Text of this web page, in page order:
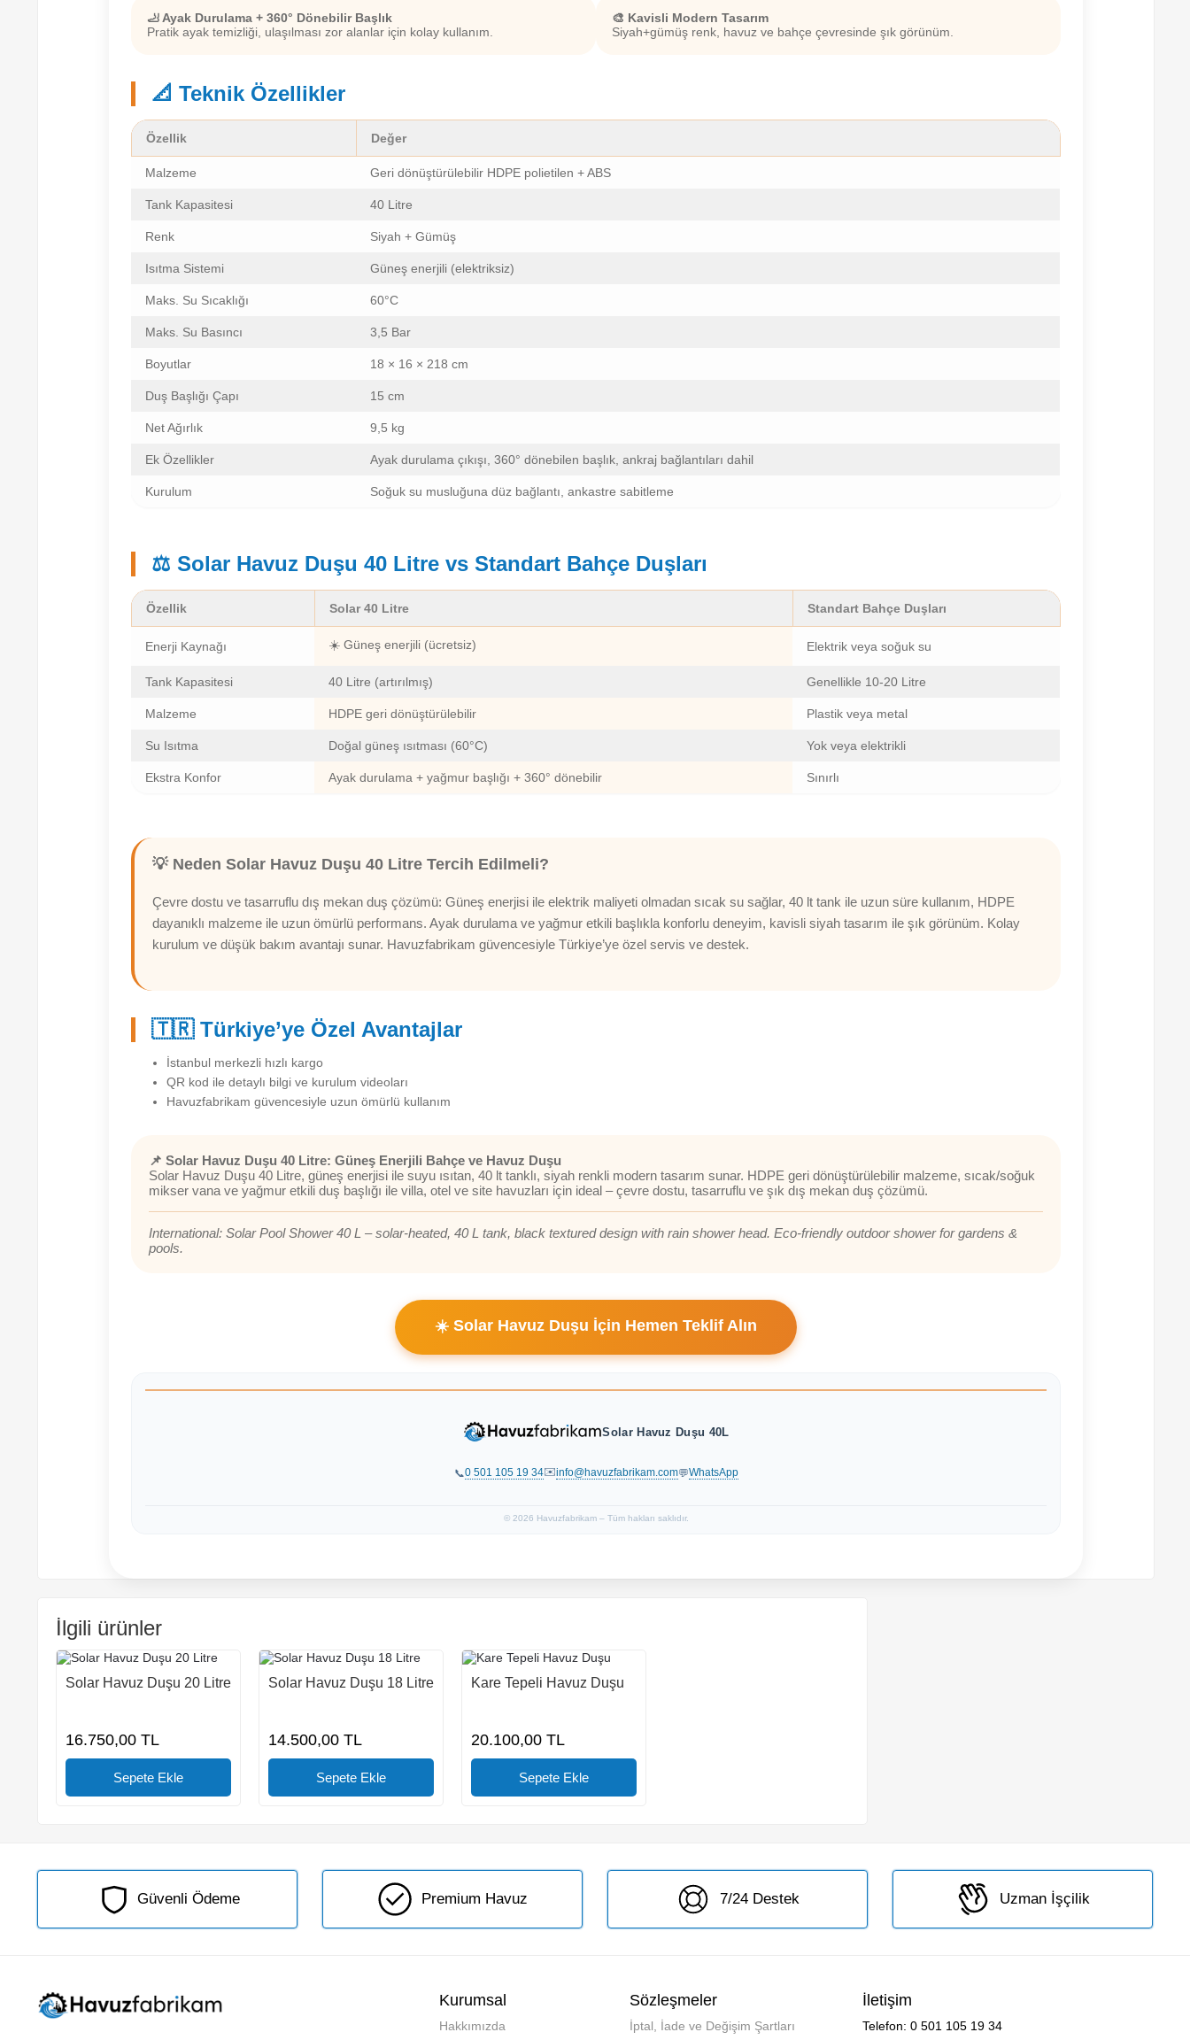
🦶 Ayak Durulama + 360° Dönebilir Başlık
Pratik ayak temizliği, ulaşılması zor alanlar için kolay kullanım.
🎨 Kavisli Modern Tasarım
Siyah+gümüş renk, havuz ve bahçe çevresinde şık görünüm.
📐 Teknik Özellikler
Özellik Değer
Malzeme Geri dönüştürülebilir HDPE polietilen + ABS
Tank Kapasitesi 40 Litre
Renk Siyah + Gümüş
Isıtma Sistemi Güneş enerjili (elektriksiz)
Maks. Su Sıcaklığı 60°C
Maks. Su Basıncı 3,5 Bar
Boyutlar 18 × 16 × 218 cm
Duş Başlığı Çapı 15 cm
Net Ağırlık 9,5 kg
Ek Özellikler Ayak durulama çıkışı, 360° dönebilen başlık, ankraj bağlantıları dahil
Kurulum Soğuk su musluğuna düz bağlantı, ankastre sabitleme
⚖️ Solar Havuz Duşu 40 Litre vs Standart Bahçe Duşları
Özellik Solar 40 Litre Standart Bahçe Duşları
Enerji Kaynağı ☀️ Güneş enerjili (ücretsiz) Elektrik veya soğuk su
Tank Kapasitesi 40 Litre (artırılmış) Genellikle 10-20 Litre
Malzeme HDPE geri dönüştürülebilir Plastik veya metal
Su Isıtma Doğal güneş ısıtması (60°C) Yok veya elektrikli
Ekstra Konfor Ayak durulama + yağmur başlığı + 360° dönebilir Sınırlı
💡 Neden Solar Havuz Duşu 40 Litre Tercih Edilmeli?
Çevre dostu ve tasarruflu dış mekan duş çözümü: Güneş enerjisi ile elektrik maliyeti olmadan sıcak su sağlar, 40 lt tank ile uzun süre kullanım, HDPE
dayanıklı malzeme ile uzun ömürlü performans. Ayak durulama ve yağmur etkili başlıkla konforlu deneyim, kavisli siyah tasarım ile şık görünüm. Kolay
kurulum ve düşük bakım avantajı sunar. Havuzfabrikam güvencesiyle Türkiye’ye özel servis ve destek.
🇹🇷 Türkiye’ye Özel Avantajlar
İstanbul merkezli hızlı kargo
QR kod ile detaylı bilgi ve kurulum videoları
Havuzfabrikam güvencesiyle uzun ömürlü kullanım
📌 Solar Havuz Duşu 40 Litre: Güneş Enerjili Bahçe ve Havuz Duşu
Solar Havuz Duşu 40 Litre, güneş enerjisi ile suyu ısıtan, 40 lt tanklı, siyah renkli modern tasarım sunar. HDPE geri dönüştürülebilir malzeme, sıcak/soğuk
mikser vana ve yağmur etkili duş başlığı ile villa, otel ve site havuzları için ideal – çevre dostu, tasarruflu ve şık dış mekan duş çözümü.
International: Solar Pool Shower 40 L – solar-heated, 40 L tank, black textured design with rain shower head. Eco-friendly outdoor shower for gardens &
pools.
☀️ Solar Havuz Duşu İçin Hemen Teklif Alın
Solar Havuz Duşu 40L
📞0 501 105 19 34✉️info@havuzfabrikam.com💬WhatsApp
© 2026 Havuzfabrikam – Tüm hakları saklıdır.
İlgili ürünler
Solar Havuz Duşu 20 Litre
16.750,00 TL
Solar Havuz Duşu 18 Litre
14.500,00 TL
Kare Tepeli Havuz Duşu
20.100,00 TL
Güvenli Ödeme Premium Havuz 7/24 Destek Uzman İşçilik
Kurumsal
Hakkımızda
Sözleşmeler
İptal, İade ve Değişim Şartları
İletişim
Telefon: 0 501 105 19 34